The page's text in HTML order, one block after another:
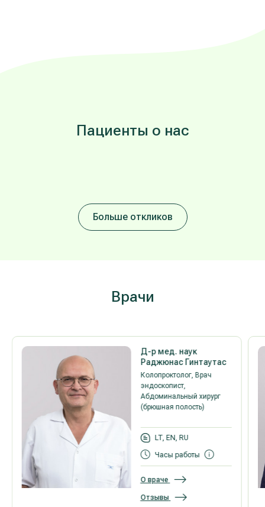
Пациенты о нас
Больше откликов
Врaчи
Д-р мед. наук
Раджюнас Гинтаутас
Колопроктолог, Врач
эндоскопист,
Абдоминальный хирург
(брюшная полость)
LT, EN, RU
Часы работы
О враче
Отзывы